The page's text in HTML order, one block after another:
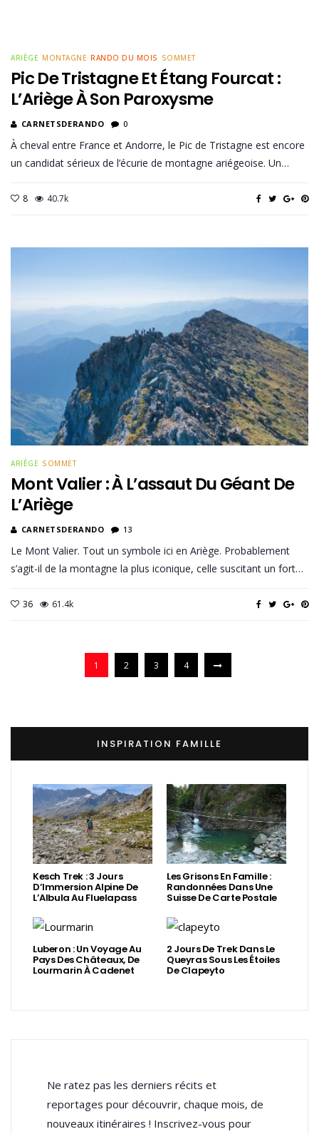
ARIÈGE MONTAGNE RANDO DU MOIS SOMMET
Pic De Tristagne Et Étang Fourcat :
L’Ariège À Son Paroxysme
CARNETSDERANDO 0
À cheval entre France et Andorre, le Pic de Tristagne est encore
un candidat sérieux de l’écurie de montagne ariégeoise. Un…
8 40.7k
ARIÈGE SOMMET
Mont Valier : À L’assaut Du Géant De
L’Ariège
CARNETSDERANDO 13
Le Mont Valier. Tout un symbole ici en Ariège. Probablement
s’agit-il de la montagne la plus iconique, celle suscitant un fort…
36 61.4k
1 2 3 4
INSPIRATION FAMILLE
Kesch Trek : 3 Jours
D’Immersion Alpine De
L’Albula Au Fluelapass
Les Grisons En Famille :
Randonnées Dans Une
Suisse De Carte Postale
Luberon : Un Voyage Au
Pays Des Châteaux, De
Lourmarin À Cadenet
2 Jours De Trek Dans Le
Queyras Sous Les Étoiles
De Clapeyto
Ne ratez pas les derniers récits et
reportages pour découvrir, chaque mois, de
nouveaux itinéraires ! Inscrivez-vous pour